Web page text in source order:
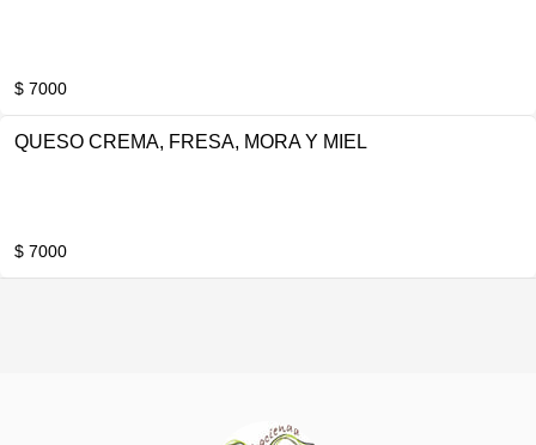
$ 7000
QUESO CREMA, FRESA, MORA Y MIEL
$ 7000